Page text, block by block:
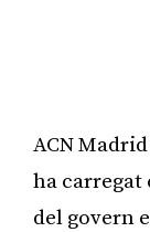
ACN
ha
del govern